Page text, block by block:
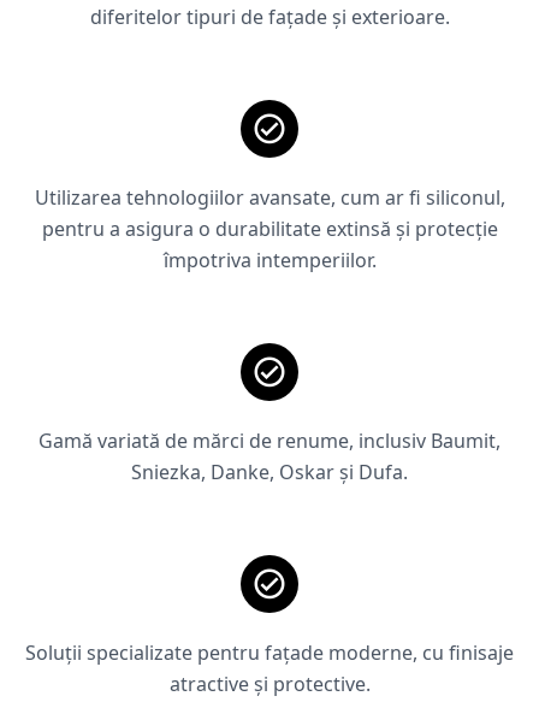
diferitelor tipuri de fațade și exterioare.
Utilizarea tehnologiilor avansate, cum ar fi siliconul,
pentru a asigura o durabilitate extinsă și protecție
împotriva intemperiilor.
Gamă variată de mărci de renume, inclusiv Baumit,
Sniezka, Danke, Oskar și Dufa.
Soluții specializate pentru fațade moderne, cu finisaje
atractive și protective.